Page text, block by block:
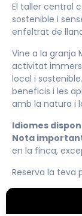
El taller central
sostenible i
enfeltrat de
Vine a la granja
activitat
local i
beneficis i les
amb la natura i
Idiomes
Nota
en la finca,
Reserva la teva